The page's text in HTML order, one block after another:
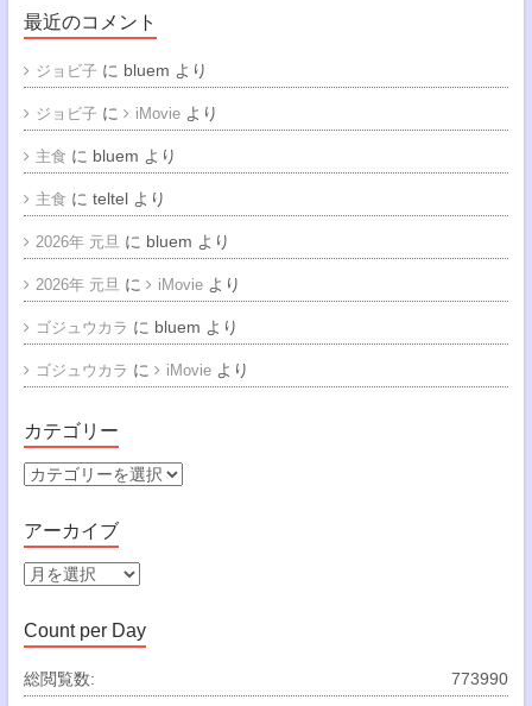
最近のコメント
ジョビ子 に bluem より
ジョビ子 に iMovieより
主食 に bluem より
主食 に teltelより
2026年 元旦 に bluem より
2026年 元旦 に iMovieより
ゴジュウカラ に bluem より
ゴジュウカラ に iMovieより
カテゴリー
カ
ゴ
リ
ー
アーカイブ
ア
カ
イ
ブ
Count per Day
773990
総閲覧数: